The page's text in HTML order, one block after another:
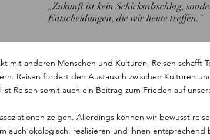
mit anderen Menschen und Kulturen, Reisen schafft
Reisen fördert den Austausch zwischen Kulturen
Reisen somit auch ein Beitrag zum Frieden auf
zeigen. Allerdings können wir bewusst
auch ökologisch, realisieren und ihnen
„Zukunft ist kein Schicksalsschlag,
Entscheidungen, die wir heute treffen."